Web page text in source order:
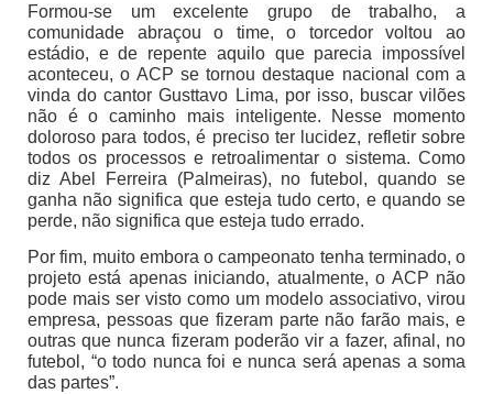
Formou-se um excelente grupo de trabalho, a
comunidade abraçou o time, o torcedor voltou ao
estádio, e de repente aquilo que parecia impossível
aconteceu, o ACP se tornou destaque nacional com a
vinda do cantor Gusttavo Lima, por isso, buscar vilões
não é o caminho mais inteligente. Nesse momento
doloroso para todos, é preciso ter lucidez, refletir sobre
todos os processos e retroalimentar o sistema. Como
diz Abel Ferreira (Palmeiras), no futebol, quando se
ganha não significa que esteja tudo certo, e quando se
perde, não significa que esteja tudo errado.
Por fim, muito embora o campeonato tenha terminado, o
projeto está apenas iniciando, atualmente, o ACP não
pode mais ser visto como um modelo associativo, virou
empresa, pessoas que fizeram parte não farão mais, e
outras que nunca fizeram poderão vir a fazer, afinal, no
futebol, “o todo nunca foi e nunca será apenas a soma
das partes”.